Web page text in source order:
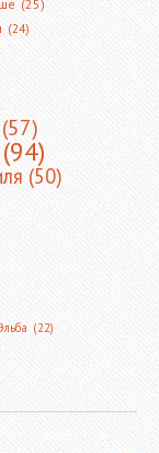
(25)
(24)
(57)
(94)
(50)
(22)